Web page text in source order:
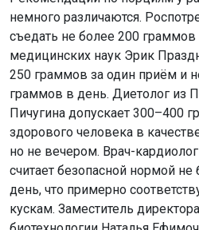
немного различаются.
съедать не более 200 граммов
медицинских наук Эрик
250 граммов за один приём и
граммов в день. Диетолог из
Пичугина допускает 300–400
здорового человека в
но не вечером. Врач-
считает безопасной нормой
день, что примерно
кускам. Заместитель